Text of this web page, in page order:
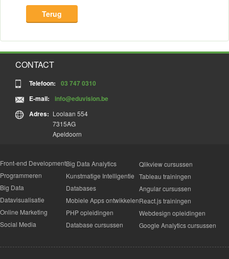
Terug
CONTACT
Telefoon:
03 747 0310
E-mail:
info@eduvision.be
Adres: Loolaan 554
7315AG
Apeldoorn
Front-end Development
Programmeren
Big Data
Datavisualisatie
Online Marketing
Social Media
Big Data Analytics
Kunstmatige Intelligentie
Databases
Mobiele Apps ontwikkelen
PHP opleidingen
Database cursussen
Qlikview cursussen
Tableau trainingen
Angular cursussen
React.js trainingen
Webdesign opleidingen
Google Analytics cursussen